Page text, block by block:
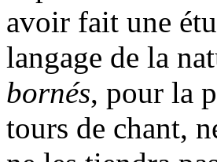
avoir fait une
langage de la
bornés, pour la
tours de chant,